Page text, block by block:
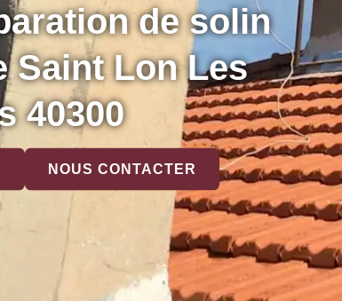
de solin
Saint Lon Les
40300
NOUS CONTACTER